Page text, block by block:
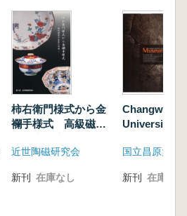
柿右衛門様式から金
襴手様式 高級磁器
近世陶磁研究会
新刊 在庫なし
Changwon
University
ひとつの記
国立昌原大学
新刊 在庫なし